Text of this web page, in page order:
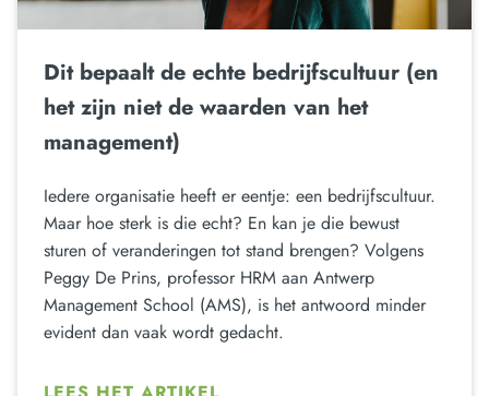
Dit bepaalt de echte bedrijfscultuur (en
het zijn niet de waarden van het
management)
Iedere organisatie heeft er eentje: een bedrijfscultuur.
Maar hoe sterk is die echt? En kan je die bewust
sturen of veranderingen tot stand brengen? Volgens
Peggy De Prins, professor HRM aan Antwerp
Management School (AMS), is het antwoord minder
evident dan vaak wordt gedacht.